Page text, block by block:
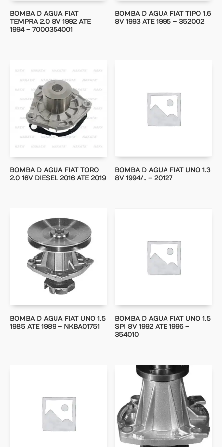
BOMBA D AGUA FIAT
TEMPRA 2.0 8V 1992 ATE
1994 – 7000354001
BOMBA D AGUA FIAT TIPO 1.6
8V 1993 ATE 1995 – 352002
BOMBA D AGUA FIAT TORO
2.0 16V DIESEL 2016 ATE 2019
BOMBA D AGUA FIAT UNO 1.3
8V 1994/.. – 20127
BOMBA D AGUA FIAT UNO 1.5
1985 ATE 1989 – NKBA01751
BOMBA D AGUA FIAT UNO 1.5
SPI 8V 1992 ATE 1996 –
354010